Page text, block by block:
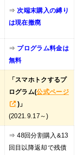
⇒次端末購入の縛り
は現在撤廃
⇒ プログラム料金は
無料
「スマホトクするプ
ログラム(公式ページ
)」
(2021.9.17～)
⇒ 48回分割購入&13
回目以降返却で残債